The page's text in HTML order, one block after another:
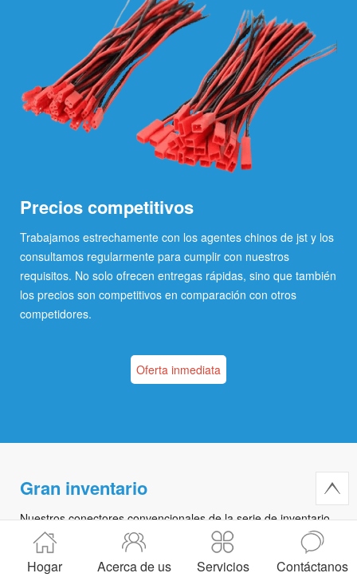
Precios competitivos
Trabajamos estrechamente con los agentes chinos de jst y los
consultamos regularmente para cumplir con nuestros
requisitos. No solo ofrecen entregas rápidas, sino que también
los precios son competitivos en comparación con otros
competidores.
Oferta inmediata
Gran inventario
Nuestros conectores convencionales de la serie de inventario,
incluyendo sur, sh, gh, szn, zh, ph, san, jwpf, scn, sm, eh, nh,
pa, xh, VH y otras variedades, están disponibles para sus
necesidades en cualquier momento. Al tener estos conectores
Hogar Acerca de us Servicios Contáctanos